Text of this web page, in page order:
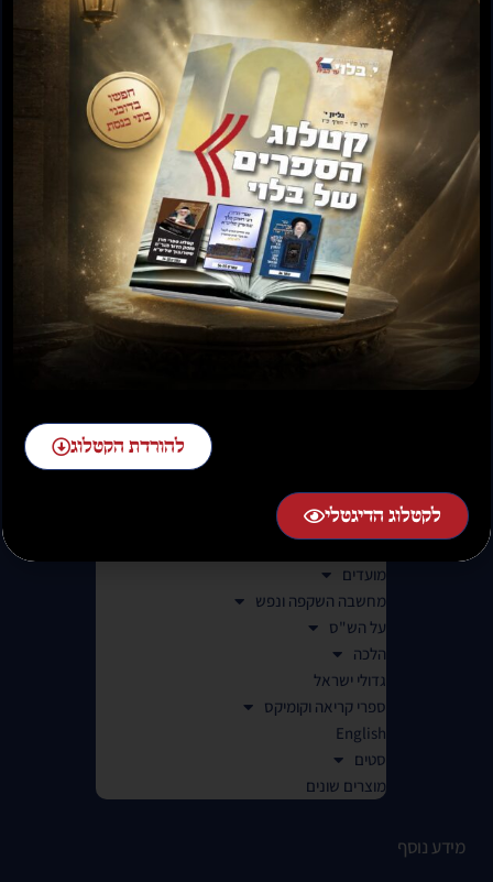
להזמנות חייגו:
02-58-58-58-1 שלוחה 2
בימים א-ה בין השעות 07:00 בבוקר עד 01:00 בלילה.
(בימי שישי עד 14:00 ובמוצ"ש משעה לאחר צאת השבת)
ספרי רבי משה שטרנבוך שליט"א
משלוח חינם!
מועדים
מחשבה השקפה ונפש
על הש"ס
הלכה
גדולי ישראל
ספרי קריאה וקומיקס
English
סטים
מוצרים שונים
מידע נוסף
להורדת הקטלוג
לקטלוג הדיגטלי